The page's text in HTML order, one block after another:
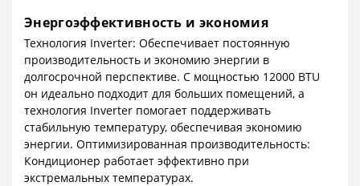
Энергоэффективность и экономия
Технология Inverter: Обеспечивает постоянную
производительность и экономию энергии в
долгосрочной перспективе. С мощностью 12000 BTU
он идеально подходит для больших помещений, а
технология Inverter помогает поддерживать
стабильную температуру, обеспечивая экономию
энергии. Оптимизированная производительность:
Кондиционер работает эффективно при
экстремальных температурах.